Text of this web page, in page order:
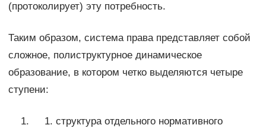
(протоколирует) эту потребность.
Таким образом, система права представляет собой
сложное, полиструктурное динамическое
образование, в котором четко выделяются четыре
ступени:
структура отдельного нормативного